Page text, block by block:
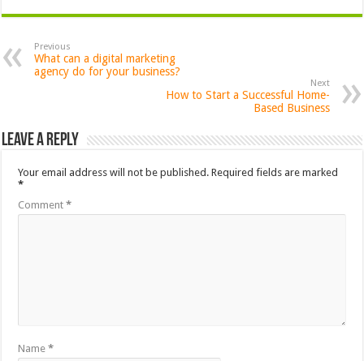
Previous
What can a digital marketing
agency do for your business?
Next
How to Start a Successful Home-
Based Business
Leave a Reply
Your email address will not be published. Required fields are marked
*
Comment*
Name*